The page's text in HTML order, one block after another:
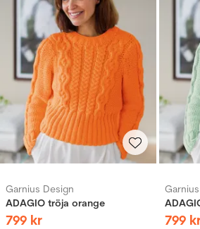
Garnius Design
ADAGIO tröja orange
799 kr 799